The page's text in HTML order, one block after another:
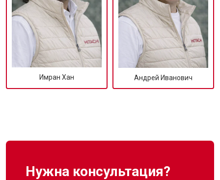
Имран Хан Андрей Иванович
Нужна консультация?